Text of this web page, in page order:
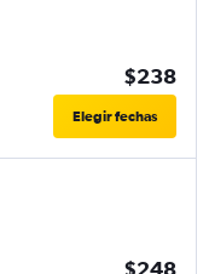
$238
Elegir fechas
$248